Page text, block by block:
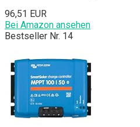
96,51 EUR
Bei Amazon ansehen
Bestseller Nr. 14